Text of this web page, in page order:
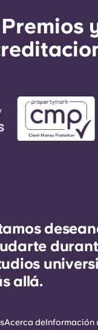
Premios
allá.
Acerca deInformación